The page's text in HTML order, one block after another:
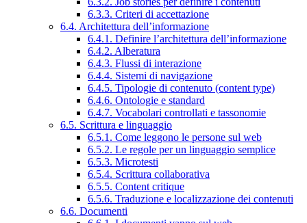
6.3.3. Criteri di accettazione
6.4. Architettura dell’informazione
6.4.1. Definire l’architettura dell’informazione
6.4.2. Alberatura
6.4.3. Flussi di interazione
6.4.4. Sistemi di navigazione
6.4.5. Tipologie di contenuto (content type)
6.4.6. Ontologie e standard
6.4.7. Vocabolari controllati e tassonomie
6.5. Scrittura e linguaggio
6.5.1. Come leggono le persone sul web
6.5.2. Le regole per un linguaggio semplice
6.5.3. Microtesti
6.5.4. Scrittura collaborativa
6.5.5. Content critique
6.5.6. Traduzione e localizzazione dei contenuti
6.6. Documenti